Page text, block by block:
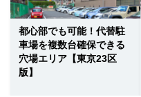
都心部でも可能！代替駐
車場を複数台確保できる
穴場エリア【東京23区
版】